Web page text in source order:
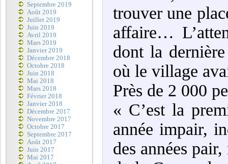
Septembre 2019
Août 2019
Juillet 2019
Juin 2019
Avril 2019
Mars 2019
Janvier 2019
Décembre 2018
Octobre 2018
Juin 2018
Mai 2018
Mars 2018
Février 2018
Janvier 2018
Décembre 2017
Novembre 2017
Octobre 2017
Septembre 2017
Août 2017
Juin 2017
Mai 2017
trouver une
affaire…
dont la
où le village
Près de 2 000
« C’est la
année impair,
des années